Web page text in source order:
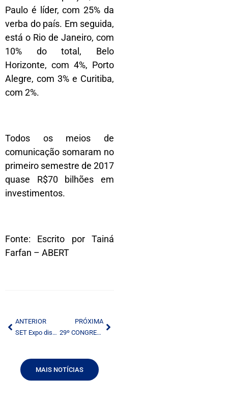
Paulo é líder, com 25% da
verba do país. Em seguida,
está o Rio de Janeiro, com
10% do total, Belo
Horizonte, com 4%, Porto
Alegre, com 3% e Curitiba,
com 2%.
Todos os meios de
comunicação somaram no
primeiro semestre de 2017
quase R$70 bilhões em
investimentos.
Fonte: Escrito por Tainá
Farfan – ABERT
ANTERIOR
SET Expo discute expectativas da radiodifusão
PRÓXIMA
29º CONGRESSO | FM NO CELULAR E NO RÁDIO DO CARRO EM DESTAQUE NO SET EXPO 2017
MAIS NOTÍCIAS